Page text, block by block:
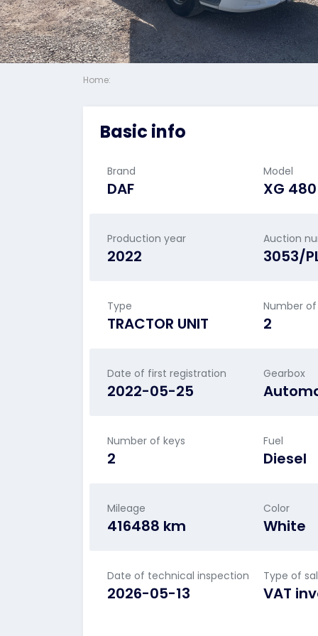
Home:
Basic info
Brand
DAF
Model
XG 480
Production year
2022
Auction
3053/
Type
TRACTOR UNIT
Number
2
Date of first registration
2022-05-25
Gearbox
Number of keys
2
Fuel
Diesel
Mileage
416488 km
Color
White
Date of technical inspection
2026-05-13
Type of
VAT